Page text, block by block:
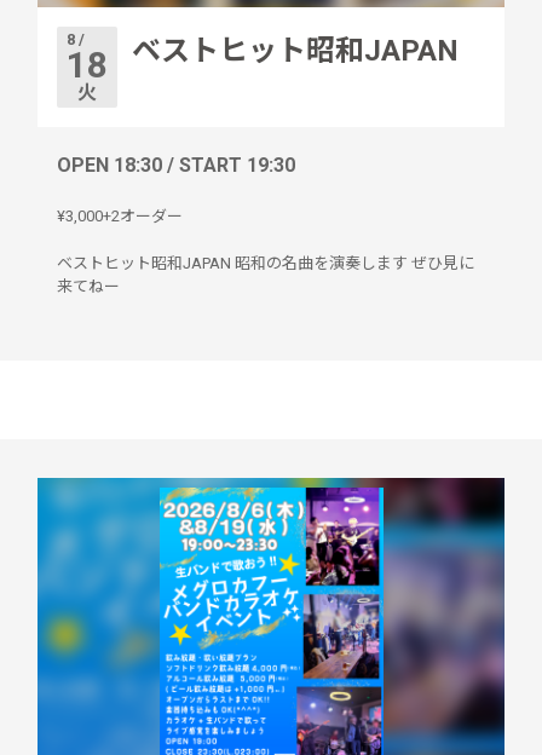
8 /
18
火
ベストヒット昭和JAPAN
OPEN 18:30 / START 19:30
¥3,000+2オーダー
ベストヒット昭和JAPAN 昭和の名曲を演奏します ぜひ見に
来てねー